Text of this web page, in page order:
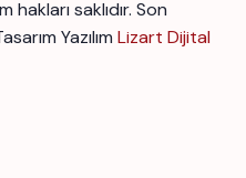
saklıdır. Son
Yazılım Lizart Dijital